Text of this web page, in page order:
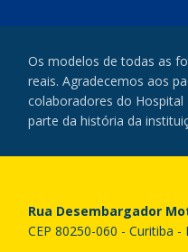
Os modelos de todas as
reais. Agradecemos aos
colaboradores do
parte da história da
Rua Desembargador
CEP 80250-060 - Curitiba -